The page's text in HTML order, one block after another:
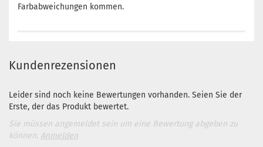
Farbabweichungen kommen.
Kundenrezensionen
Leider sind noch keine Bewertungen vorhanden. Seien Sie der
Erste, der das Produkt bewertet.
Sie müssen angemeldet sein um eine Bewertung abgeben zu
können. Anmelden